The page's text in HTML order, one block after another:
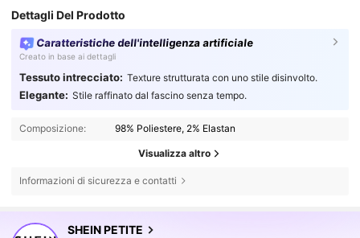
Dettagli Del Prodotto
Caratteristiche dell'intelligenza artificiale
Creato in base ai dettagli
Tessuto intrecciato: Texture strutturata con uno stile disinvolto.
Elegante: Stile raffinato dal fascino senza tempo.
Composizione: 98% Poliestere, 2% Elastan
Visualizza altro
Informazioni di sicurezza e contatti
SHEIN PETITE